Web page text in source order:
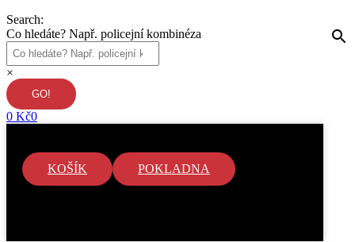
Search:
Co hledáte? Např. policejní kombinéza
×
0 Kč0
KOŠÍK POKLADNA